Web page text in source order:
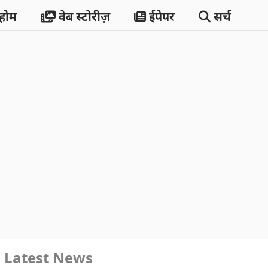
वेब स्टोरीज़ ईपेपर सर्च
Latest News